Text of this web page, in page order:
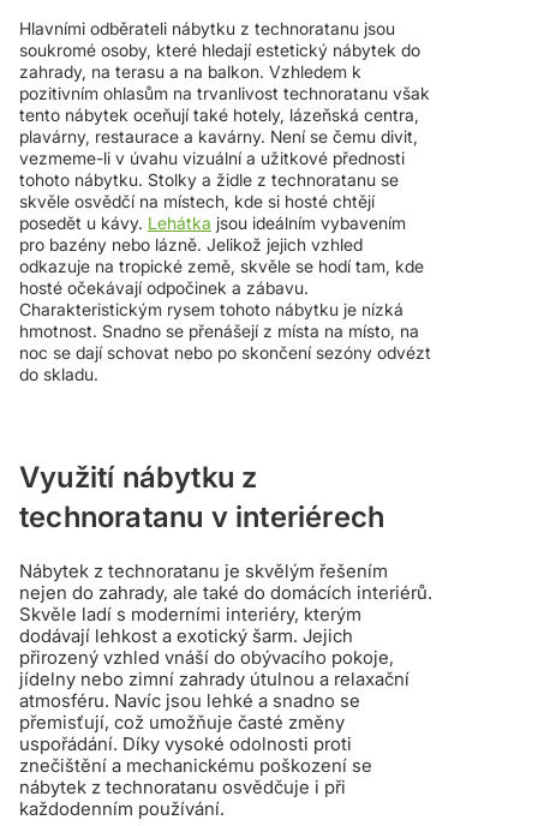
Hlavními odběrateli nábytku z technoratanu jsou
soukromé osoby, které hledají estetický nábytek do
zahrady, na terasu a na balkon. Vzhledem k
pozitivním ohlasům na trvanlivost technoratanu však
tento nábytek oceňují také hotely, lázeňská centra,
plavárny, restaurace a kavárny. Není se čemu divit,
vezmeme-li v úvahu vizuální a užitkové přednosti
tohoto nábytku. Stolky a židle z technoratanu se
skvěle osvědčí na místech, kde si hosté chtějí
posedět u kávy. Lehátka jsou ideálním vybavením
pro bazény nebo lázně. Jelikož jejich vzhled
odkazuje na tropické země, skvěle se hodí tam, kde
hosté očekávají odpočinek a zábavu.
Charakteristickým rysem tohoto nábytku je nízká
hmotnost. Snadno se přenášejí z místa na místo, na
noc se dají schovat nebo po skončení sezóny odvézt
do skladu.
Využití nábytku z
technoratanu v interiérech
Nábytek z technoratanu je skvělým řešením
nejen do zahrady, ale také do domácích interiérů.
Skvěle ladí s moderními interiéry, kterým
dodávají lehkost a exotický šarm. Jejich
přirozený vzhled vnáší do obývacího pokoje,
jídelny nebo zimní zahrady útulnou a relaxační
atmosféru. Navíc jsou lehké a snadno se
přemisťují, což umožňuje časté změny
uspořádání. Díky vysoké odolnosti proti
znečištění a mechanickému poškození se
nábytek z technoratanu osvědčuje i při
každodenním používání.